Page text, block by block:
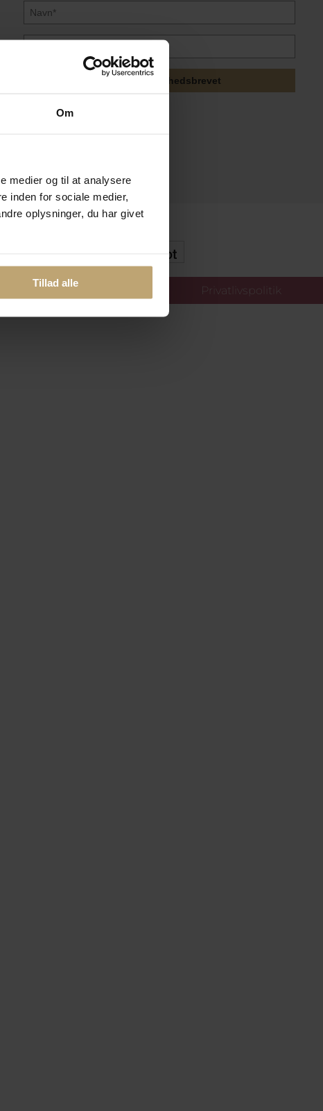
Om
medier og til at analysere
inden for sociale medier,
oplysninger, du har givet
Tillad alle
Tilmeld mig nyhedsbrevet
Sikker Og Tryg E-Handel
Privatlivspolitik